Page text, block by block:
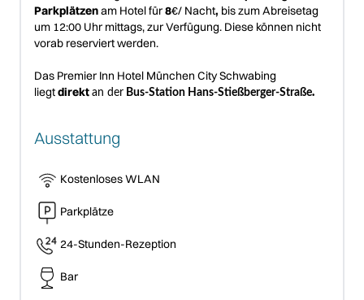
Parkplätzenam Hotel für8€/ Nacht, bis zum Abreisetag
um 12:00 Uhr mittags, zur Verfügung. Diese können nicht
vorab reserviert werden.
Das Premier Inn Hotel München City Schwabing
liegtdirekt an der Bus-Station Hans-Stießberger-Straße.
Ausstattung
Kostenloses WLAN
Parkplätze
24-Stunden-Rezeption
Bar